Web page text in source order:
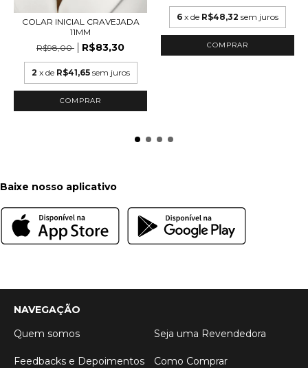
COLAR INICIAL CRAVEJADA
11MM
R$98,00
R$83,30
2 x de R$41,65 sem juros
COMPRAR
6 x de R$48,32 sem juros
COMPRAR
Baixe nosso aplicativo
NAVEGAÇÃO
Quem somos
Seja uma Revendedora
Feedbacks e Depoimentos Como Comprar